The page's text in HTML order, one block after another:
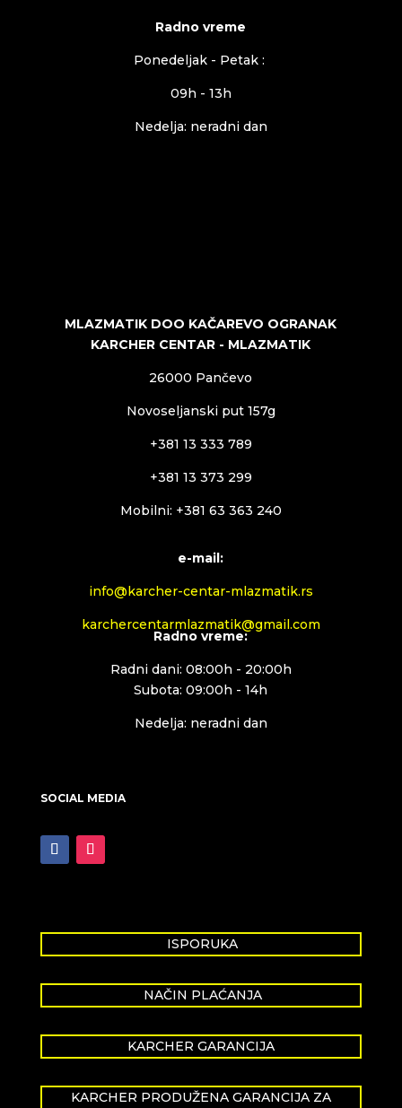
Radno vreme
Ponedeljak - Petak :
09h - 13h
Nedelja: neradni dan
MLAZMATIK DOO KAČAREVO OGRANAK
KARCHER CENTAR - MLAZMATIK
26000 Pančevo
Novoseljanski put 157g
+381 13 333 789
+381 13 373 299
Mobilni: +381 63 363 240
e-mail:
info@karcher-centar-mlazmatik.rs
karchercentarmlazmatik@gmail.com
Radno vreme:
Radni dani: 08:00h - 20:00h
Subota: 09:00h - 14h
Nedelja: neradni dan
SOCIAL MEDIA
ISPORUKA
NAČIN PLAĆANJA
KARCHER GARANCIJA
KARCHER PRODUŽENA GARANCIJA ZA